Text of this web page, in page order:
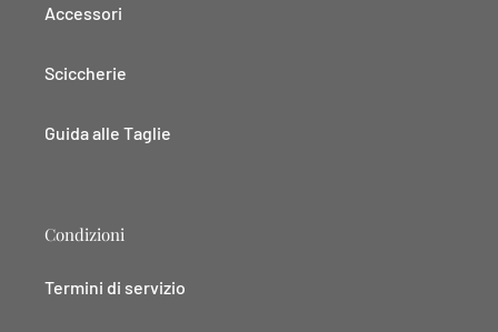
Accessori
Sciccherie
Guida alle Taglie
Condizioni
Termini di servizio